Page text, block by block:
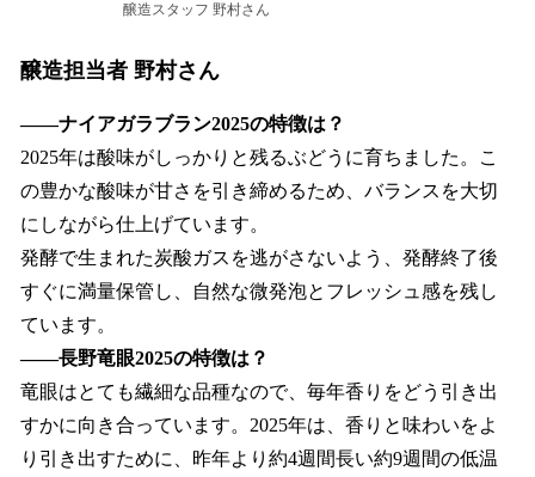
醸造スタッフ 野村さん
醸造担当者 野村さん
――ナイアガラブラン2025の特徴は？
2025年は酸味がしっかりと残るぶどうに育ちました。こ
の豊かな酸味が甘さを引き締めるため、バランスを大切
にしながら仕上げています。
発酵で生まれた炭酸ガスを逃がさないよう、発酵終了後
すぐに満量保管し、自然な微発泡とフレッシュ感を残し
ています。
――長野竜眼2025の特徴は？
竜眼はとても繊細な品種なので、毎年香りをどう引き出
すかに向き合っています。2025年は、香りと味わいをよ
り引き出すために、昨年より約4週間長い約9週間の低温